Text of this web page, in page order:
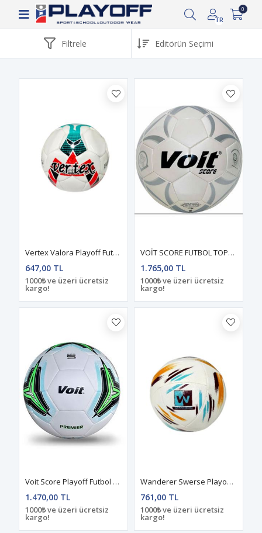
Siparişin 2-8 iş günü arasında kargoya verilecektir.
TR
0
Filtrele
Vertex Valora Playoff Futbol Topu 5 No
647,00 TL
1000₺ ve üzeri ücretsiz
kargo!
VOİT SCORE FUTBOL TOPU N:4 - STANDART
1.765,00 TL
1000₺ ve üzeri ücretsiz
kargo!
Voit Score Playoff Futbol Topu N:4 - Standart
1.470,00 TL
1000₺ ve üzeri ücretsiz
kargo!
Wanderer Swerse Playoff Futbol U002 5 No
761,00 TL
1000₺ ve üzeri ücretsiz
kargo!